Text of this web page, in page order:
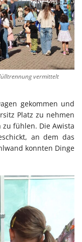
vermittelt
gekommen und
Platz zu nehmen
fühlen. Die Awista
an dem das
konnten Dinge